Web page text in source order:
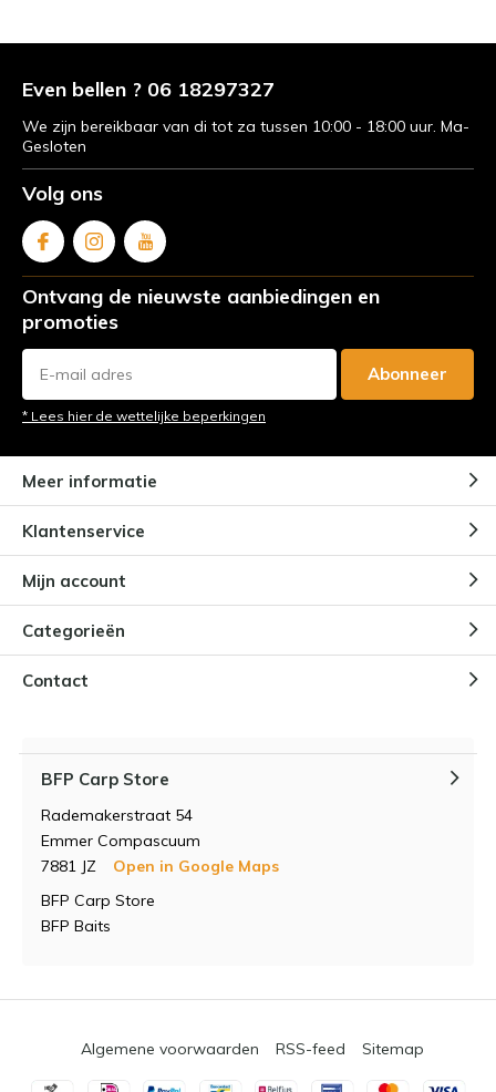
Even bellen ? 06 18297327
We zijn bereikbaar van di tot za tussen 10:00 - 18:00 uur. Ma-
Gesloten
Volg ons
Ontvang de nieuwste aanbiedingen en
promoties
Abonneer
* Lees hier de wettelijke beperkingen
Meer informatie
Klantenservice
Mijn account
Categorieën
Contact
BFP Carp Store
Rademakerstraat 54
Emmer Compascuum
7881 JZ
Open in Google Maps
BFP Carp Store
BFP Baits
Algemene voorwaarden RSS-feed Sitemap